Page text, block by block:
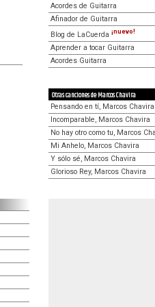
Acordes de Guitarra
Afinador de Guitarra
Blog de LaCuerda ¡nuevo!
Aprender a tocar Guitarra
Acordes Guitarra
Otras canciones de Marcos Chavira
Pensando en tí, Marcos Chavira
Incomparable, Marcos Chavira
No hay otro como tu, Marcos
Mi Anhelo, Marcos Chavira
Y sólo sé, Marcos Chavira
Glorioso Rey, Marcos Chavira